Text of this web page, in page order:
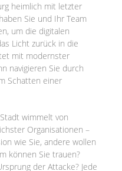
heimlich mit letzter
Sie und Ihr Team
um die digitalen
Licht zurück in die
mit modernster
navigieren Sie durch
Schatten einer
wimmelt von
Organisationen –
wie Sie, andere wollen
können Sie trauen?
der Attacke? Jede